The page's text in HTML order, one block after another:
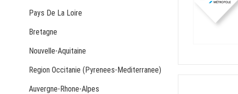
Pays De La Loire
Bretagne
Nouvelle-Aquitaine
Region Occitanie (Pyrenees-Mediterranee)
Auvergne-Rhone-Alpes